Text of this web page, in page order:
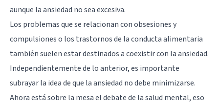
aunque la ansiedad no sea excesiva.
Los problemas que se relacionan con obsesiones y
compulsiones o los trastornos de la conducta alimentaria
también suelen estar destinados a coexistir con la ansiedad.
Independientemente de lo anterior, es importante
subrayar la idea de que la ansiedad no debe minimizarse.
Ahora está sobre la mesa el debate de la salud mental, eso